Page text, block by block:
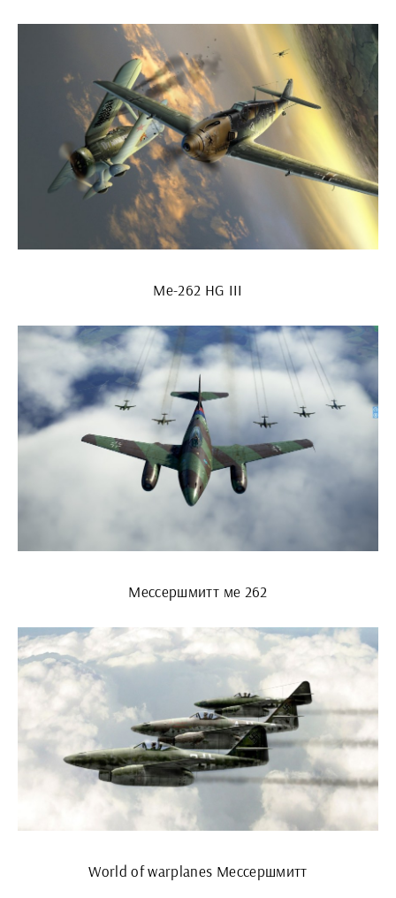
Me-262 HG III
Мессершмитт ме 262
World of warplanes Мессершмитт